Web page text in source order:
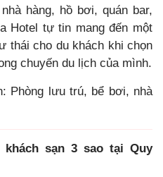
hàng, hồ bơi, quán bar,
Hotel tự tin mang đến một
thái cho du khách khi chọn
chuyến du lịch của mình.
Phòng lưu trú, bể bơi, nhà
sạn 3 sao tại Quy